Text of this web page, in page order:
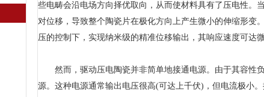
些电畴会沿电场方向择优取向，从而使材料具有了压电性。
对位移，导致整个陶瓷片在极化方向上产生微小的伸缩形变
压的控制下，实现纳米级的精准位移输出，其响应速度可达微
然而，驱动压电陶瓷并非简单地接通电源。由于其容性
源。这种电源通常输出电压很高(可达上千伏)，但电流极小